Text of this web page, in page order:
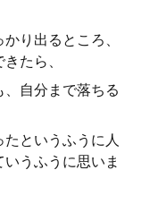
り出るところ、
たら、
自分まで落ちる
というふうに人
うふうに思いま